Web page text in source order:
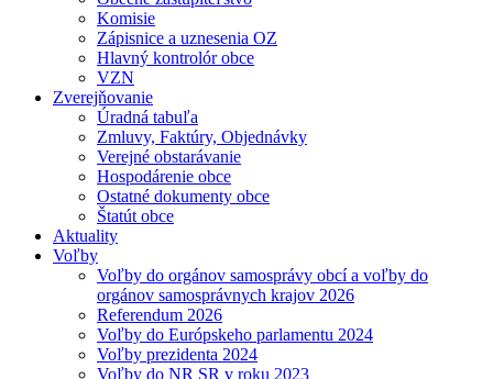
Komisie
Zápisnice a uznesenia OZ
Hlavný kontrolór obce
VZN
Zverejňovanie
Úradná tabuľa
Zmluvy, Faktúry, Objednávky
Verejné obstarávanie
Hospodárenie obce
Ostatné dokumenty obce
Štatút obce
Aktuality
Voľby
Voľby do orgánov samosprávy obcí a voľby do
orgánov samosprávnych krajov 2026
Referendum 2026
Voľby do Európskeho parlamentu 2024
Voľby prezidenta 2024
Voľby do NR SR v roku 2023